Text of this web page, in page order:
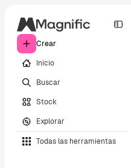
Crear
Inicio
Buscar
Stock
Explorar
Todas las herramientas